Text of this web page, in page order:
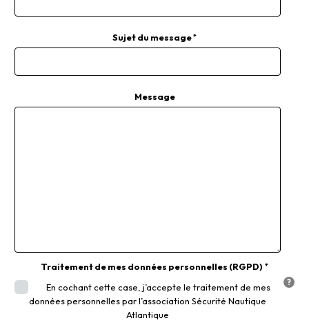
Sujet du message
Message
Traitement de mes données personnelles (RGPD)
En cochant cette case, j’accepte le traitement de mes
données personnelles par l’association Sécurité Nautique
Atlantique